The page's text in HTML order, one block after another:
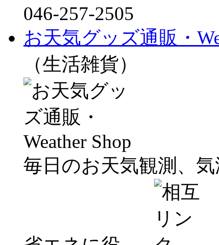
046-257-2505
お天気グッズ通販・
（生活雑貨）
毎日のお天気観測、